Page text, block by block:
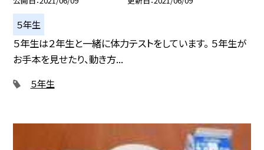
５年生
５年生は２年生と一緒に体力テストをしています。 ５年生が
お手本を見せたり、動き方...
５年生